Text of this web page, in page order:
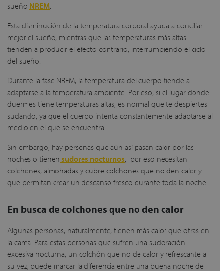
sueño NREM
Esta disminución de la temperatura corporal ayuda a conciliar
mejor el sueño, mientras que las temperaturas más altas
tienden a producir el efecto contrario, interrumpiendo el ciclo
del sueño.
Durante la fase NREM, la temperatura del cuerpo tiende a
adaptarse a la temperatura ambiente. Por eso, si el lugar donde
duermes tiene temperaturas altas, es normal que te despiertes
sudando, ya que el cuerpo intenta constantemente adaptarse al
medio en el que se encuentra.
Sin embargo, hay personas que aún así pasan calor por las
noches o tienen sudores nocturnos, por eso necesitan
colchones, almohadas y cubre colchones que no den calor y
que permitan crear un descanso fresco durante toda la noche.
En busca de colchones que no den calor
Algunas personas, naturalmente, tienen más calor que otras en
la cama. Para estas personas que sufren una sudoración
excesiva nocturna, un colchón que no de calor y refrescante a
su vez, puede marcar la diferencia entre una buena noche de